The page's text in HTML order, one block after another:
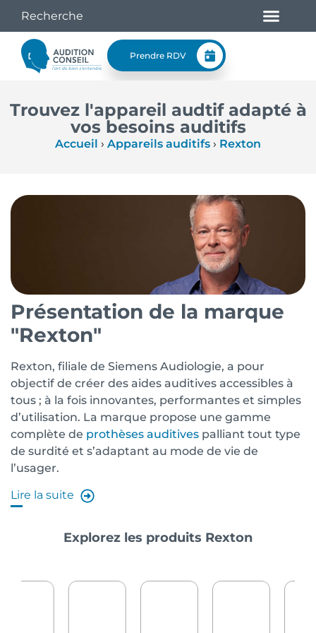
Prendre RDV
Trouvez l'appareil audtif adapté à
vos besoins auditifs
Accueil › Appareils auditifs › Rexton
Présentation de la marque
"Rexton"
Rexton, filiale de Siemens Audiologie, a pour
objectif de créer des aides auditives accessibles à
tous ; à la fois innovantes, performantes et simples
d’utilisation. La marque propose une gamme
complète de prothèses auditives palliant tout type
de surdité et s’adaptant au mode de vie de
l’usager.
Lire la suite
Explorez les produits Rexton